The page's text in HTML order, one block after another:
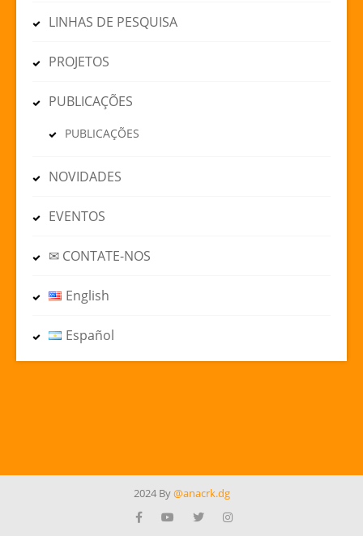
LINHAS DE PESQUISA
PROJETOS
PUBLICAÇÕES
PUBLICAÇÕES
NOVIDADES
EVENTOS
✉ CONTATE-NOS
English
Español
2024 By@anacrk.dg